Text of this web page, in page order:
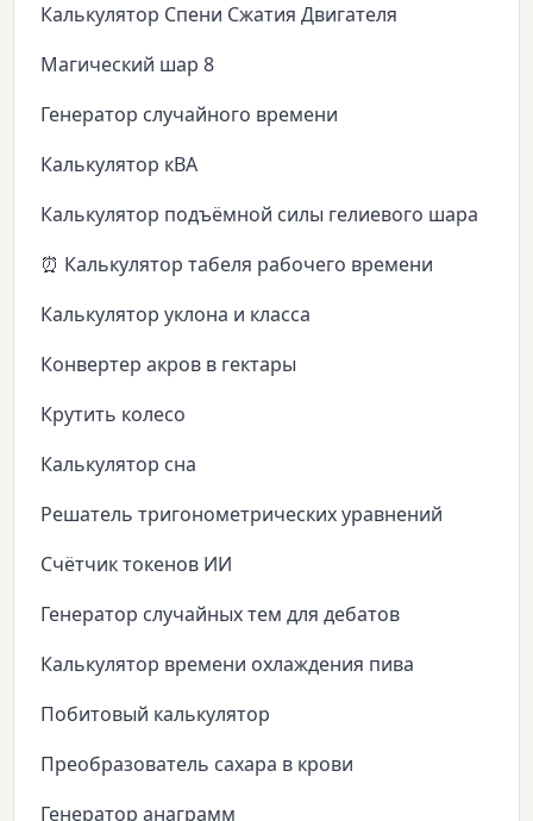
Калькулятор Спени Сжатия Двигателя
Магический шар 8
Генератор случайного времени
Калькулятор кВА
Калькулятор подъёмной силы гелиевого шара
⏰ Калькулятор табеля рабочего времени
Калькулятор уклона и класса
Конвертер акров в гектары
Крутить колесо
Калькулятор сна
Решатель тригонометрических уравнений
Счётчик токенов ИИ
Генератор случайных тем для дебатов
Калькулятор времени охлаждения пива
Побитовый калькулятор
Преобразователь сахара в крови
Генератор анаграмм